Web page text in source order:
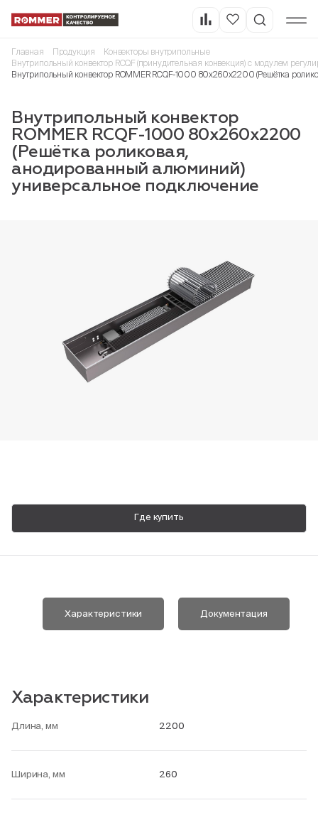
Пн-Пт, 9:00—18:00
Главная Продукция
Конвекторы внутрипольные
Внутрипольный конвектор RCQF (принудительная конвекция) с модулем
Внутрипольный конвектор ROMMER RCQF-1000 80х260х2200 (Решётка
Внутрипольный конвектор
ROMMER RCQF-1000 80х260х2200
(Решётка роликовая,
анодированный алюминий)
универсальное подключение
Где купить
Характеристики Документация
Характеристики
Длина, мм 2200
Ширина, мм 260